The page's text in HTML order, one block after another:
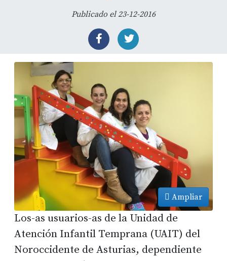
Publicado el 23-12-2016
Ampliar
Los-as usuarios-as de la Unidad de
Atención Infantil Temprana (UAIT) del
Noroccidente de Asturias, dependiente